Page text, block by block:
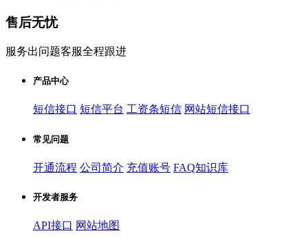
售后无忧
服务出问题客服全程跟进
产品中心
短信接口 短信平台 工资条短信 网站短信接口
常见问题
开通流程 公司简介 充值账号 FAQ知识库
开发者服务
API接口 网站地图